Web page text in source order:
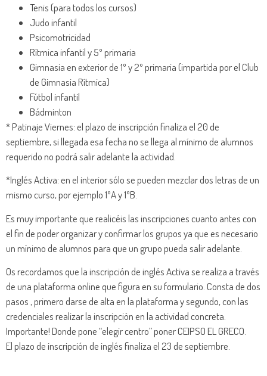
Tenis (para todos los cursos)
Judo infantil
Psicomotricidad
Rítmica infantil y 5º primaria
Gimnasia en exterior de 1º y 2º primaria (impartida por el Club
de Gimnasia Rítmica)
Fútbol infantil
Bádminton
* Patinaje Viernes: el plazo de inscripción finaliza el 20 de
septiembre, si llegada esa fecha no se llega al mínimo de alumnos
requerido no podrá salir adelante la actividad.
*Inglés Activa: en el interior sólo se pueden mezclar dos letras de un
mismo curso, por ejemplo 1ºA y 1ºB.
Es muy importante que realicéis las inscripciones cuanto antes con
el fin de poder organizar y confirmar los grupos ya que es necesario
un mínimo de alumnos para que un grupo pueda salir adelante.
Os recordamos que la inscripción de inglés Activa se realiza a través
de una plataforma online que figura en su formulario. Consta de dos
pasos , primero darse de alta en la plataforma y segundo, con las
credenciales realizar la inscripción en la actividad concreta.
Importante! Donde pone “elegir centro” poner CEIPSO EL GRECO.
El plazo de inscripción de inglés finaliza el 23 de septiembre.